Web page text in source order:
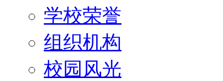
学校荣誉
组织机构
校园风光